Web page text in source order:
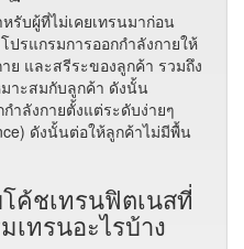
รับผู้ที่ไม่เคยเทรนมาก่อน
ปรแกรมการออกกำลังกายให้
ย และสรีระของลูกค้า รวมถึง
าะสมกับลูกค้า ดังนั้น
ำลังกายตั้งแต่ระดับง่ายๆ
ดังนั้นต่อให้ลูกค้าไม่มีพื้น
ค้ชเทรนฟิตเนสที่
ทรนอะไรบ้าง